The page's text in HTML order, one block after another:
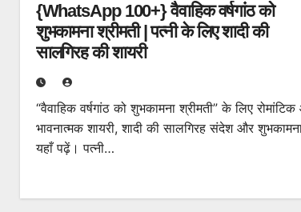
{WhatsApp 100+} वैवाहिक वर्षगांठ को
शुभकामना श्रीमती | पत्नी के लिए शादी की
सालगिरह की शायरी
“वैवाहिक वर्षगांठ को शुभकामना श्रीमती” के लिए
भावनात्मक शायरी, शादी की सालगिरह संदेश और
यहाँ पढ़ें। पत्नी…